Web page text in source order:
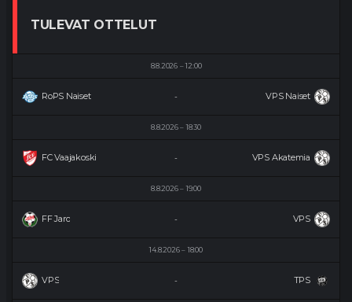
TULEVAT OTTELUT
8.8.2026 12:00
RoPS Naiset VPS Naiset
-
8.8.2026 18:30
FC Vaajakoski VPS Akatemia
-
8.8.2026 19:00
FF Jaro VPS
-
14.8.2026 18:00
VPS TPS
-